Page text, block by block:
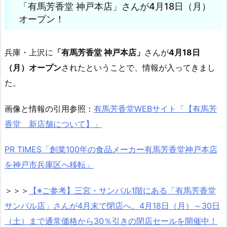
「有馬芳香堂 神戸本店」さんが4月18日（月）
オープン！
兵庫・上沢に 「有馬芳香堂 神戸本店」 さんが4月18日
（月）オープンされたということで、情報が入ってきまし
た。
画像と情報の引用参照： 有馬芳香堂WEBサイト「【有馬芳
香堂 新店舗について】」
PR TIMES「創業100年の食品メーカー有馬芳香堂神戸本店
を神戸市兵庫区へ移転」
＞＞＞
【※ご参考】三宮・サンパル1階にある「有馬芳香堂
サンパル店」さんが4月末で閉店へ。4月18日（月）～30日
（土）まで通常価格から30％引きの閉店セールを開催中！